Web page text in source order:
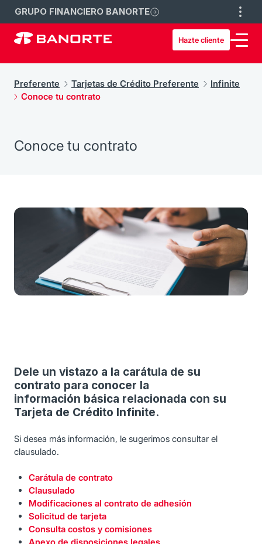
GRUPO FINANCIERO BANORTE
Hazte cliente
Preferente Tarjetas de Crédito Preferente
Infinite
Conoce tu contrato
Conoce tu contrato
Dele un vistazo a la carátula de su
contrato para conocer la
información básica relacionada con su
Tarjeta de Crédito Infinite.
Si desea más información, le sugerimos consultar el
clausulado.
Carátula de contrato
Clausulado
Modificaciones al contrato de adhesión
Solicitud de tarjeta
Consulta costos y comisiones